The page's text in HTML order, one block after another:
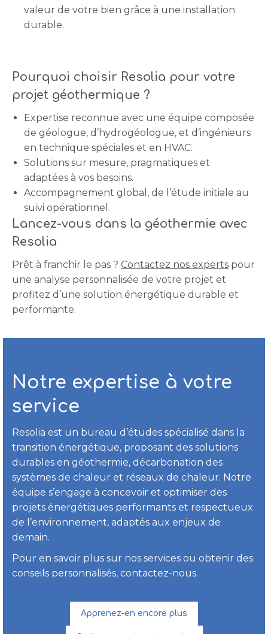
valeur de votre bien grâce à une installation
durable.
Pourquoi choisir Resolia pour votre
projet géothermique ?
Expertise reconnue avec une équipe composée
de géologue, d’hydrogéologue, et d’ingénieurs
en technique spéciales et en HVAC.
Solutions sur mesure, pragmatiques et
adaptées à vos besoins.
Accompagnement global, de l’étude initiale au
suivi opérationnel.
Lancez-vous dans la géothermie avec
Resolia
Prêt à franchir le pas ? Contactez nos experts pour
une analyse personnalisée de votre projet et
profitez d’une solution énergétique durable et
performante.
Notre expertise à votre
service
Resolia est un bureau d’études spécialisé dans la
transition énergétique, proposant des solutions
durables en géothermie, décarbonation des
systèmes de chaleur et réseaux de chaleur. Notre
équipe s’engage à concevoir et optimiser des
projets énergétiques performants et respectueux
de l’environnement, adaptés aux enjeux de
demain.
Pour en savoir plus sur nos services ou obtenir des
conseils personnalisés, contactez-nous.
Apprenez-en encore plus